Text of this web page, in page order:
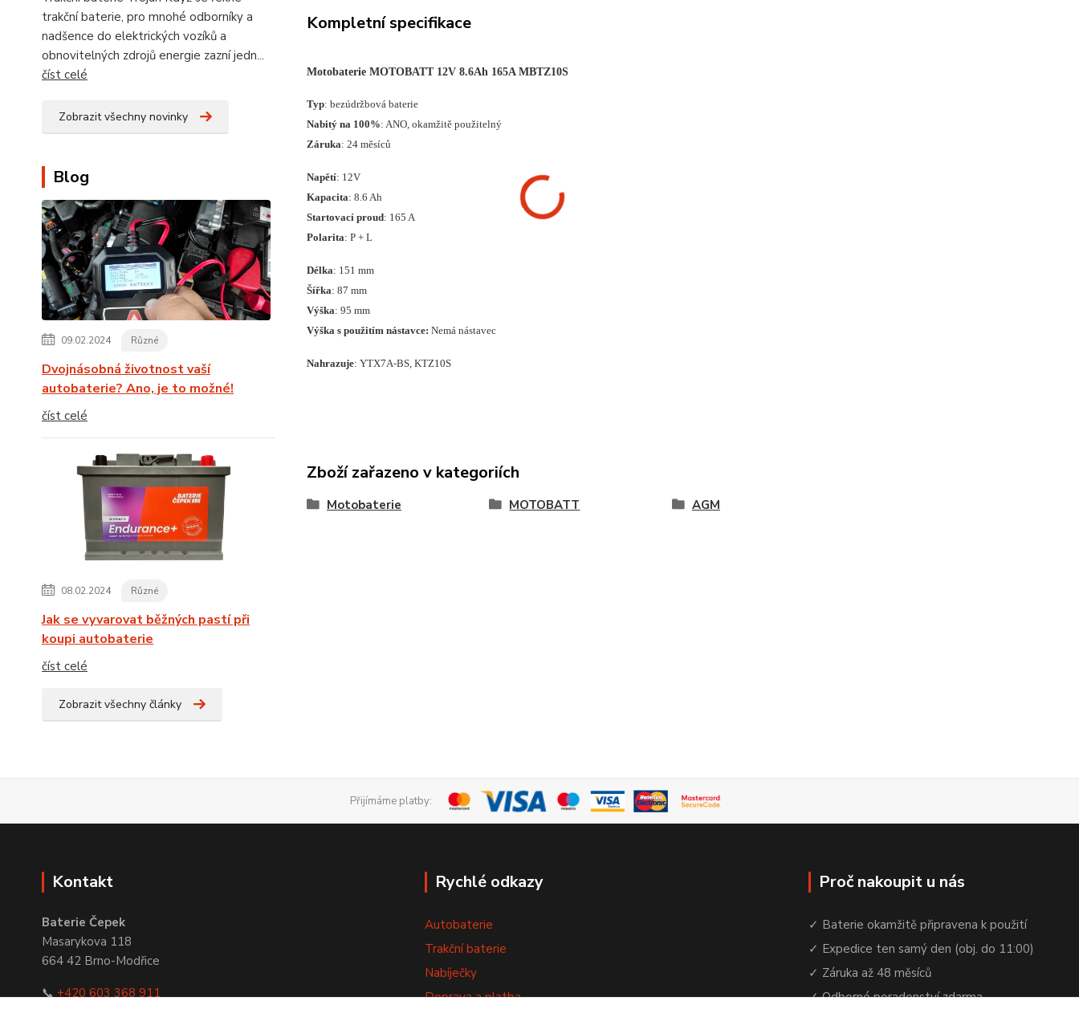
trakční baterie, pro mnohé odborníky a
nadšence do elektrických vozíků a
obnovitelných zdrojů energie zazní jedn...
číst celé
Zobrazit všechny novinky
Blog
09.02.2024 Různé
Dvojnásobná životnost vaší
autobaterie? Ano, je to možné!
číst celé
08.02.2024 Různé
Jak se vyvarovat běžných pastí při
koupi autobaterie
číst celé
Zobrazit všechny články
Kompletní specifikace
Motobaterie MOTOBATT 12V 8.6Ah 165A MBTZ10S
Typ: bezúdržbová baterie
Nabitý na 100%: ANO, okamžitě použitelný
Záruka: 24 měsíců
Napětí: 12V
Kapacita: 8.6 Ah
Startovací proud: 165 A
Polarita: P + L
Délka: 151 mm
Šířka: 87 mm
Výška: 95 mm
Výška s použitím nástavce: Nemá nástavec
Nahrazuje: YTX7A-BS, KTZ10S
Zboží zařazeno v kategoriích
Motobaterie MOTOBATT AGM
Přijímáme platby:
Kontakt
Baterie Čepek
Masarykova 118
664 42 Brno-Modřice
📞+420 603 368 911
Rychlé odkazy
Autobaterie
Trakční baterie
Nabíječky
Doprava a platba
Proč nakoupit u nás
✓ Baterie okamžitě připravena k použití
✓ Expedice ten samý den (obj. do 11:00)
✓ Záruka až 48 měsíců
✓ Odborné poradenství zdarma